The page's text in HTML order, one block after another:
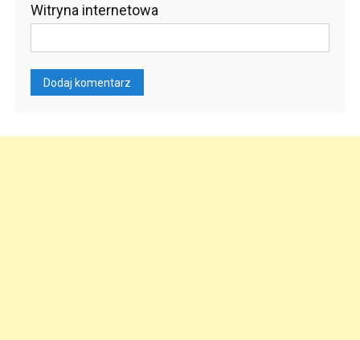
Witryna internetowa